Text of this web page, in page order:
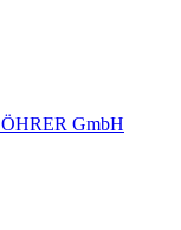
GmbH